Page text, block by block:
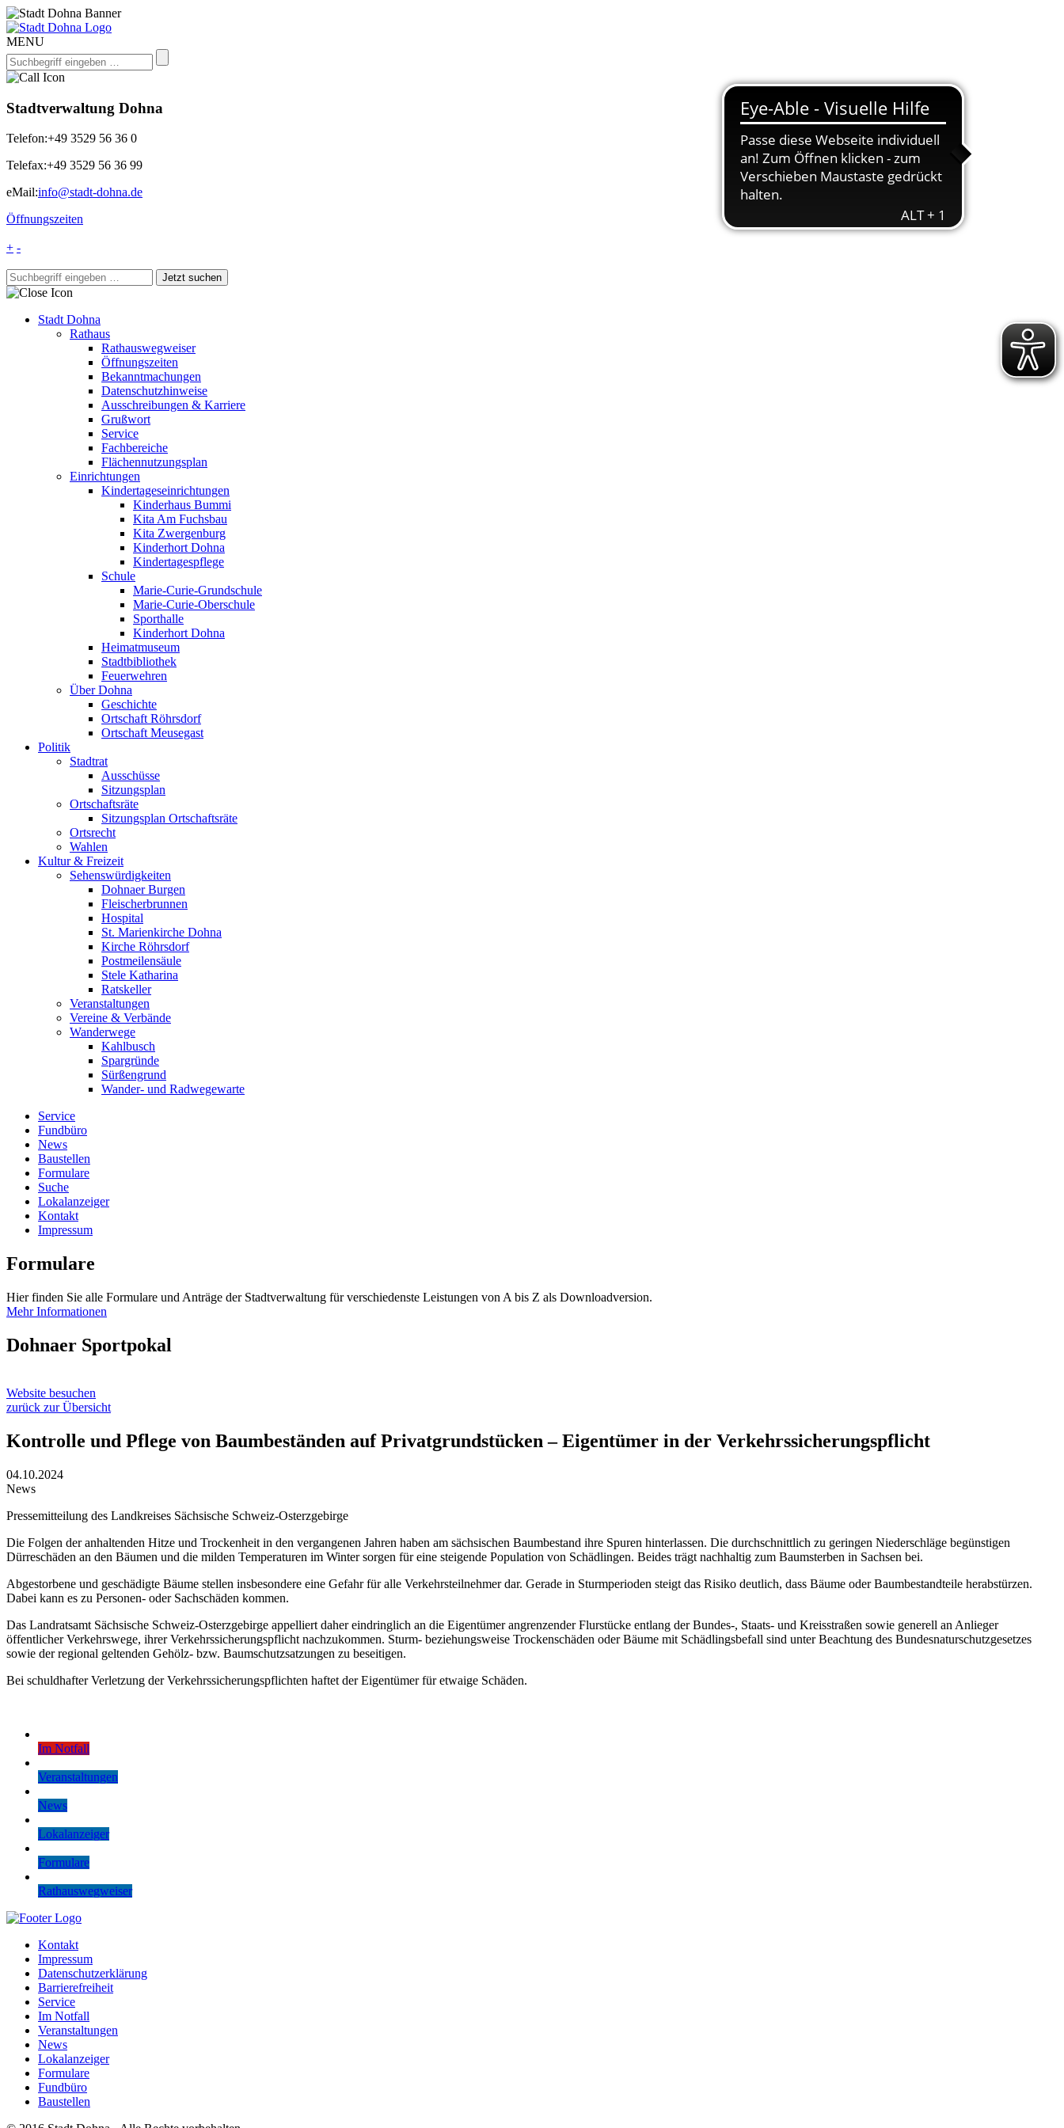
MENU
Stadtverwaltung Dohna
Telefon:+49 3529 56 36 0
Telefax:+49 3529 56 36 99
eMail:info@stadt-dohna.de
Öffnungszeiten
+ -
Stadt Dohna
Rathaus
Rathauswegweiser
Öffnungszeiten
Bekanntmachungen
Datenschutzhinweise
Ausschreibungen & Karriere
Grußwort
Service
Fachbereiche
Flächennutzungsplan
Einrichtungen
Kindertageseinrichtungen
Kinderhaus Bummi
Kita Am Fuchsbau
Kita Zwergenburg
Kinderhort Dohna
Kindertagespflege
Schule
Marie-Curie-Grundschule
Marie-Curie-Oberschule
Sporthalle
Kinderhort Dohna
Heimatmuseum
Stadtbibliothek
Feuerwehren
Über Dohna
Geschichte
Ortschaft Röhrsdorf
Ortschaft Meusegast
Politik
Stadtrat
Ausschüsse
Sitzungsplan
Ortschaftsräte
Sitzungsplan Ortschaftsräte
Ortsrecht
Wahlen
Kultur & Freizeit
Sehenswürdigkeiten
Dohnaer Burgen
Fleischerbrunnen
Hospital
St. Marienkirche Dohna
Kirche Röhrsdorf
Postmeilensäule
Stele Katharina
Ratskeller
Veranstaltungen
Vereine & Verbände
Wanderwege
Kahlbusch
Spargründe
Sürßengrund
Wander- und Radwegewarte
Service
Fundbüro
News
Baustellen
Formulare
Suche
Lokalanzeiger
Kontakt
Impressum
Formulare
Hier finden Sie alle Formulare und Anträge der Stadtverwaltung für verschiedenste Leistungen von A bis Z als Downloadversion.
Mehr Informationen
Dohnaer Sportpokal
Website besuchen
zurück zur Übersicht
Kontrolle und Pflege von Baumbeständen auf Privatgrundstücken – Eigentümer in der Verkehrssicherungspflicht
04.10.2024
News
Pressemitteilung des Landkreises Sächsische Schweiz-Osterzgebirge
Die Folgen der anhaltenden Hitze und Trockenheit in den vergangenen Jahren haben am sächsischen Baumbestand ihre Spuren hinterlassen. Die durchschnittlich zu geringen Niederschläge begünstigen
Dürreschäden an den Bäumen und die milden Temperaturen im Winter sorgen für eine steigende Population von Schädlingen. Beides trägt nachhaltig zum Baumsterben in Sachsen bei.
Abgestorbene und geschädigte Bäume stellen insbesondere eine Gefahr für alle Verkehrsteilnehmer dar. Gerade in Sturmperioden steigt das Risiko deutlich, dass Bäume oder Baumbestandteile herabstürzen.
Dabei kann es zu Personen- oder Sachschäden kommen.
Das Landratsamt Sächsische Schweiz-Osterzgebirge appelliert daher eindringlich an die Eigentümer angrenzender Flurstücke entlang der Bundes-, Staats- und Kreisstraßen sowie generell an Anlieger
öffentlicher Verkehrswege, ihrer Verkehrssicherungspflicht nachzukommen. Sturm- beziehungsweise Trockenschäden oder Bäume mit Schädlingsbefall sind unter Beachtung des Bundesnaturschutzgesetzes
sowie der regional geltenden Gehölz- bzw. Baumschutzsatzungen zu beseitigen.
Bei schuldhafter Verletzung der Verkehrssicherungspflichten haftet der Eigentümer für etwaige Schäden.
Im Notfall
Veranstaltungen
News
Lokalanzeiger
Formulare
Rathauswegweiser
Kontakt
Impressum
Datenschutzerklärung
Barrierefreiheit
Service
Im Notfall
Veranstaltungen
News
Lokalanzeiger
Formulare
Fundbüro
Baustellen